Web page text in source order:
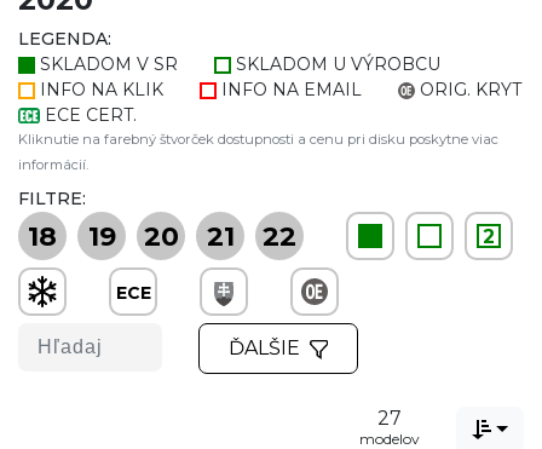
LEGENDA:
SKLADOM V SR
SKLADOM U VÝROBCU
INFO NA KLIK
INFO NA EMAIL
ORIG. KRYT
ECE CERT.
Kliknutie na farebný štvorček dostupnosti a cenu pri disku poskytne viac
informácií.
FILTRE:
18 19 20 21 22 2
ECE
ĎALŠIE
27
modelov 